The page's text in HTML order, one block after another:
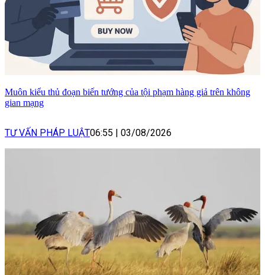
Muôn kiểu thủ đoạn biến tướng của tội phạm hàng giả trên không
gian mạng
TƯ VẤN PHÁP LUẬT06:55 03/08/2026